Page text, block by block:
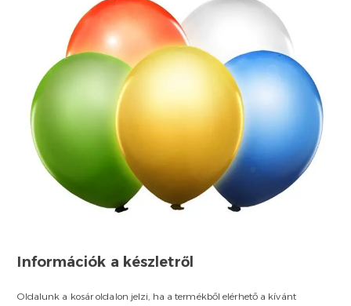
Információk a készletről
Oldalunk a kosár oldalon jelzi, ha a termékből elérhető a kívánt